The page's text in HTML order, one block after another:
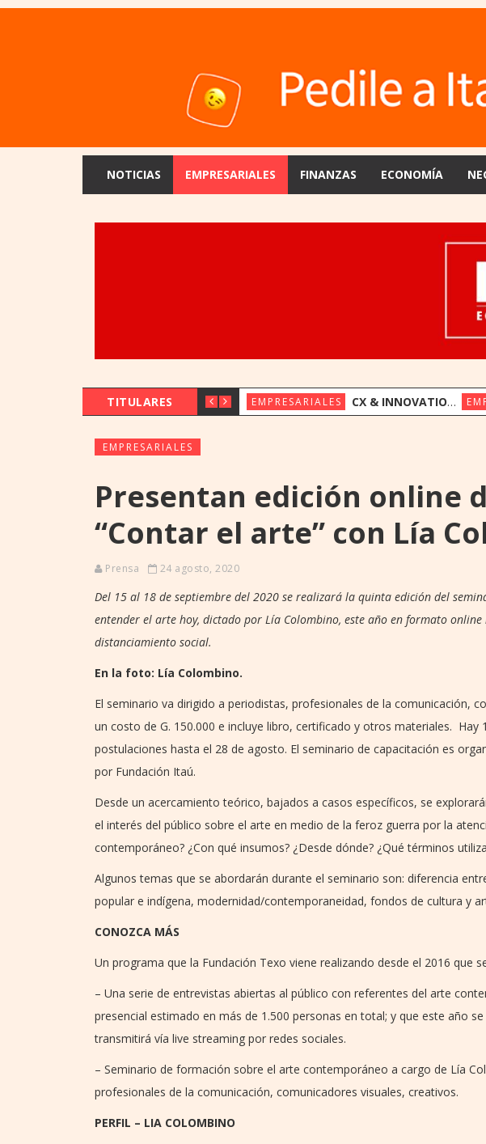
NOTICIAS EMPRESARIALES FINANZAS ECONOMÍA
TITULARES EMPRESARIALES CX & INNOVATION CONGRESS REÚNE A LÍDERES REGIONALES PARA EXPLORAR LA NUEVA ERA DE LA EXPERIENCIA DEL CLIENTE
EMPRESARIALES
Presentan edición online
“Contar el arte” con Lía
Prensa 24 agosto, 2020
Del 15 al 18 de septiembre del 2020 se realizará la quinta edición del
entender el arte hoy, dictado por Lía Colombino, este año en formato
distanciamiento social.
En la foto: Lía Colombino.
El seminario va dirigido a periodistas, profesionales de la comunicación,
un costo de G. 150.000 e incluye libro, certificado y otros materiales. Hay
postulaciones hasta el 28 de agosto. El seminario de capacitación es
por Fundación Itaú.
Desde un acercamiento teórico, bajados a casos específicos, se
el interés del público sobre el arte en medio de la feroz guerra por la
contemporáneo? ¿Con qué insumos? ¿Desde dónde? ¿Qué términos
Algunos temas que se abordarán durante el seminario son: diferencia
popular e indígena, modernidad/contemporaneidad, fondos de cultura y
CONOZCA MÁS
Un programa que la Fundación Texo viene realizando desde el 2016 que
– Una serie de entrevistas abiertas al público con referentes del arte
presencial estimado en más de 1.500 personas en total; y que este año
transmitirá vía live streaming por redes sociales.
– Seminario de formación sobre el arte contemporáneo a cargo de Lía
profesionales de la comunicación, comunicadores visuales, creativos.
PERFIL – LIA COLOMBINO